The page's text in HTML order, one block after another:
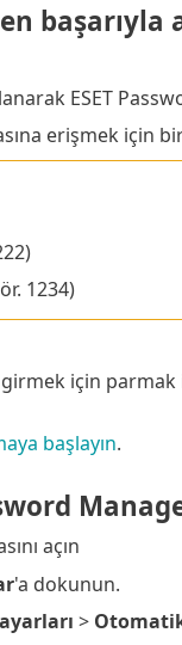
ESET
erişmek için
1234)
için
başlayın.
açın
'a dokunun.
>